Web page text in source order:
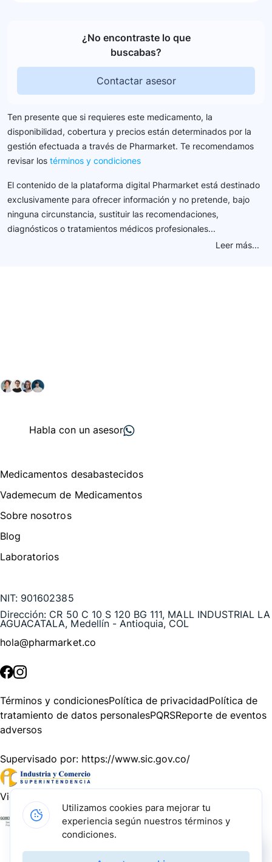
¿No encontraste lo que
buscabas?
Contactar asesor
Ten presente que si requieres este medicamento, la
disponibilidad, cobertura y precios están determinados por la
gestión efectuada a través de Pharmarket. Te recomendamos
revisar los términos y condiciones
El contenido de la plataforma digital Pharmarket está destinado
exclusivamente para ofrecer información y no pretende, bajo
ninguna circunstancia, sustituir las recomendaciones,
diagnósticos o tratamientos médicos profesionales...
Leer más...
Habla con un asesor
Medicamentos desabastecidos
Vademecum de Medicamentos
Sobre nosotros
Blog
Laboratorios
NIT: 901602385
Dirección: CR 50 C 10 S 120 BG 111, MALL INDUSTRIAL LA
AGUACATALA, Medellín - Antioquia, COL
hola@pharmarket.co
Términos y condicionesPolítica de privacidadPolítica de
tratamiento de datos personalesPQRSReporte de eventos
adversos
Supervisado por: https://www.sic.gov.co/
Vigilado por:
Gracias a nuestros impulsadores, podemos presentarte la
solución tecnológica más avanzada para resolver los
Utilizamos cookies para mejorar tu
experiencia según nuestros términos y
condiciones.